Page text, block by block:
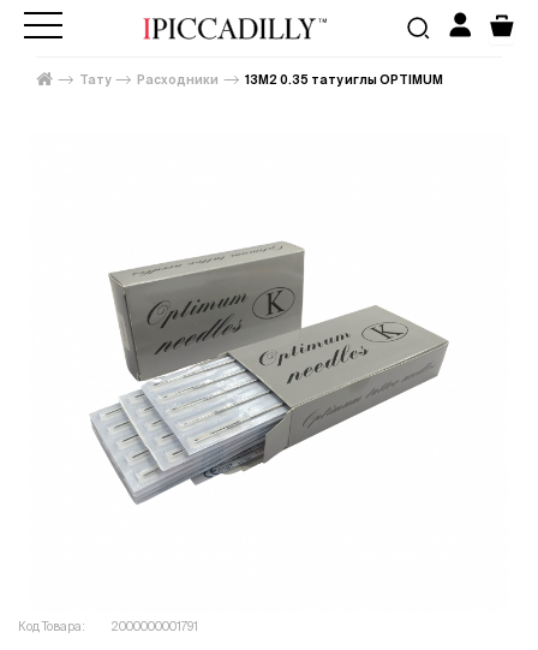
Тату Расходники 13M2 0.35 тату иглы OPTIMUM
Код Товара: 2000000001791